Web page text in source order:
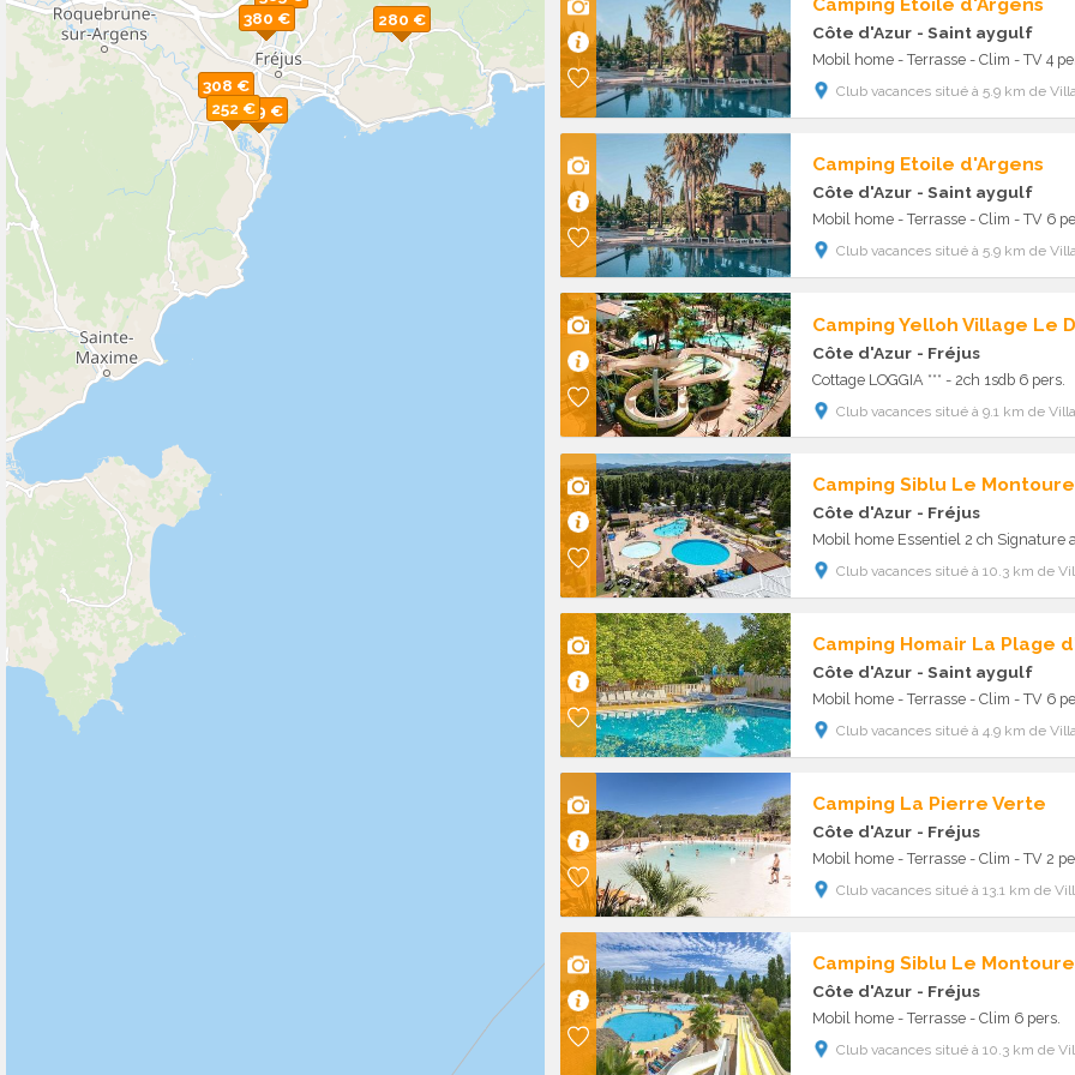
252 €269 €
280 €
308 €
380 €
Camping Etoile d'Argens
Côte d'Azur - Saint aygulf
Mobil home - Terrasse - Clim - TV 4
Club vacances situé à 5.9 km de
Camping Etoile d'Argens
Côte d'Azur - Saint aygulf
Mobil home - Terrasse - Clim - TV 6
Club vacances situé à 5.9 km de
Côte d'Azur - Fréjus
Cottage LOGGIA *** - 2ch 1sdb 6 pers.
Club vacances situé à 9.1 km de
Camping Siblu Le
Côte d'Azur - Fréjus
Mobil home Essentiel 2 ch Signature
Club vacances situé à 10.3 km de
Camping Homair La Plage
Côte d'Azur - Saint aygulf
Mobil home - Terrasse - Clim - TV 6
Club vacances situé à 4.9 km de
Camping La Pierre Verte
Côte d'Azur - Fréjus
Mobil home - Terrasse - Clim - TV 2
Club vacances situé à 13.1 km de
Camping Siblu Le
Côte d'Azur - Fréjus
Mobil home - Terrasse - Clim 6 pers.
Club vacances situé à 10.3 km de